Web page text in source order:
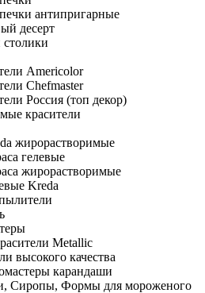
антипригарные
десерт
Americolor
Chefmaster
Россия (топ декор)
красители
жирорастворимые
гелевые
жирорастворимые
Kreda
Metallic
высокого качества
карандаши
Сиропы, Формы для мороженого